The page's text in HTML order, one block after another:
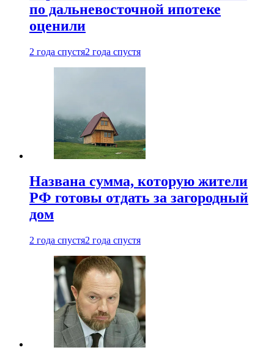
по дальневосточной ипотеке
оценили
2 года спустя2 года спустя
Названа сумма, которую жители
РФ готовы отдать за загородный
дом
2 года спустя2 года спустя